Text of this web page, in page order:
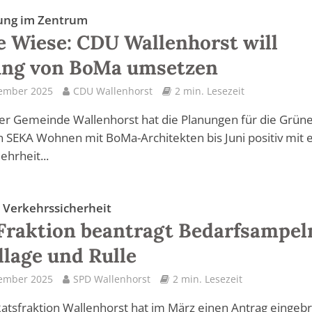
im Zentrum
Wiese: CDU Wallenhorst will
von BoMa umsetzen
2025 CDU Wallenhorst 2 min. Lesezeit
Gemeinde Wallenhorst hat die Planungen für die
SEKA Wohnen mit BoMa-Architekten bis Juni positiv mit
Verkehrssicherheit
beantragt
und Rulle
2025 SPD Wallenhorst 2 min. Lesezeit
Wallenhorst hat im März einen Antrag